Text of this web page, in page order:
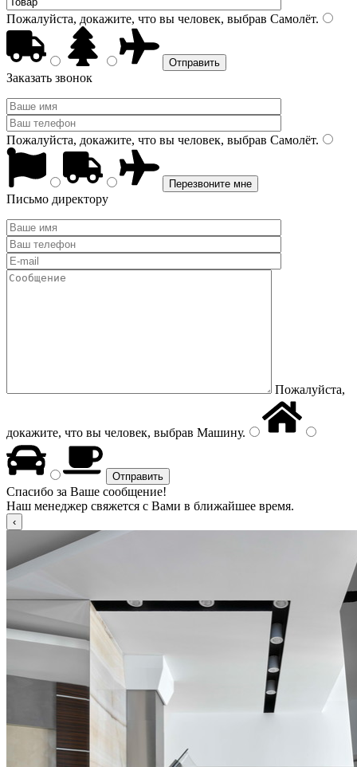
Пожалуйста, докажите, что вы человек, выбрав Самолёт.
Заказать звонок
Пожалуйста, докажите, что вы человек, выбрав Самолёт.
Письмо директору
Пожалуйста,
докажите, что вы человек, выбрав Машину.
Спасибо за Ваше сообщение!
Наш менеджер свяжется с Вами в ближайшее время.